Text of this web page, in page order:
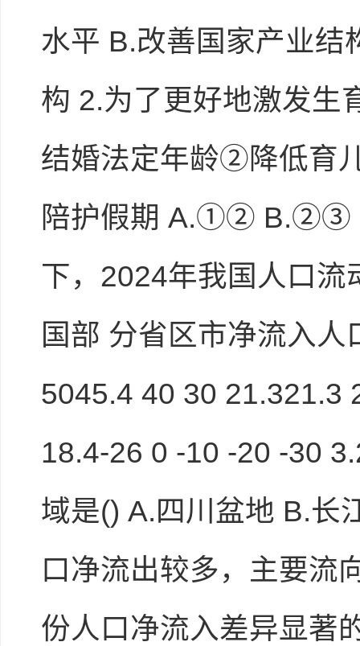
水平 B.改善国家产业结
构 2.为了更好地激发生
结婚法定年龄②降低育
陪护假期 A.①② B.②③
下，2024年我国人口流
国部 分省区市净流入
5045.4 40 30 21.321.3
18.4-26 0 -10 -20 -30
域是() A.四川盆地 B.长
口净流出较多，主要流
份人口净流入差异显著